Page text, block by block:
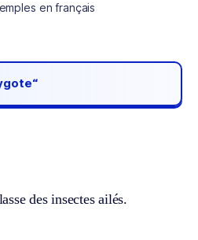
en français
des insectes ailés.